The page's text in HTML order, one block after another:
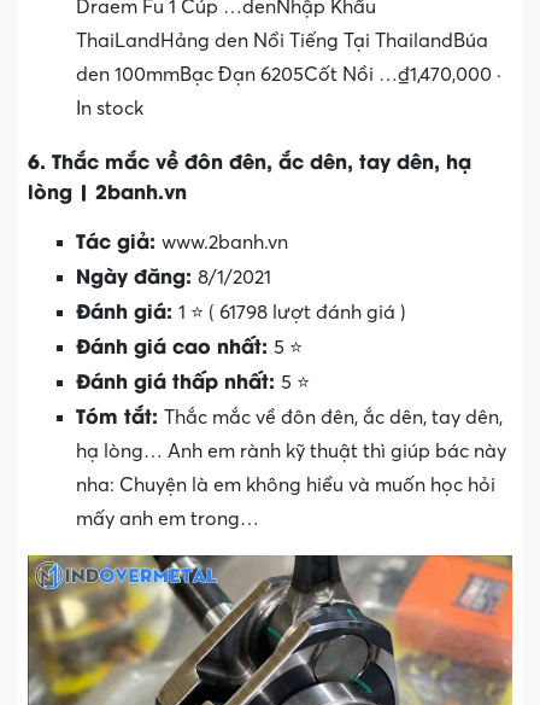
Draem Fu 1 Cúp …denNhập Khẩu
ThaiLandHảng den Nổi Tiếng Tại ThailandBúa
den 100mmBạc Đạn 6205Cốt Nồi …₫1,470,000 ·
‎In stock
6. Thắc mắc về đôn đên, ắc dên, tay dên, hạ
lòng | 2banh.vn
Tác giả: www.2banh.vn
Ngày đăng: 8/1/2021
Đánh giá: 1 ⭐ ( 61798 lượt đánh giá )
Đánh giá cao nhất: 5 ⭐
Đánh giá thấp nhất: 5 ⭐
Tóm tắt: Thắc mắc về đôn đên, ắc dên, tay dên,
hạ lòng… Anh em rành kỹ thuật thì giúp bác này
nha: Chuyện là em không hiểu và muốn học hỏi
mấy anh em trong…